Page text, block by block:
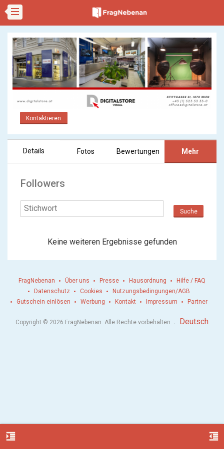
Kontaktieren
Details Fotos Bewertungen Mehr
Followers
Suche
Keine weiteren Ergebnisse gefunden
format_indent_increase format_indent_decrease
FragNebenan Über uns Presse Hausordnung
Hilfe / FAQ
Datenschutz
Cookies
Nutzungsbedingungen/AGB
Gutschein einlösen
Werbung Kontakt Impressum Partner
Copyright © 2026 FragNebenan. Alle Rechte vorbehalten . Deutsch